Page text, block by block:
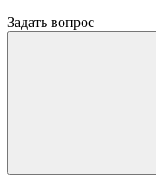
Задать вопрос